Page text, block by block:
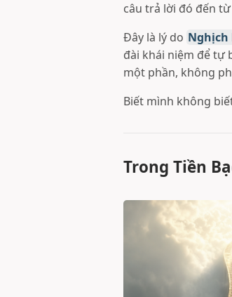
câu trả lời đó đến
Đây là lý do Nghịch
đài khái niệm để tự
một phần, không
Biết mình không
Trong Tiền